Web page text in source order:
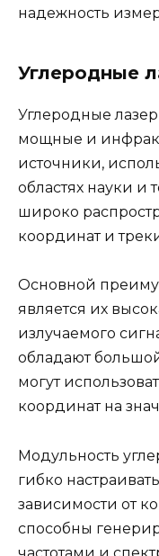
надежность
Углеродные
Углеродные
мощные и
источники,
областях науки и
широко
координат и
Основной
является их
излучаемого
обладают
могут
координат на
Модульность
гибко
зависимости от
способны
частотами и